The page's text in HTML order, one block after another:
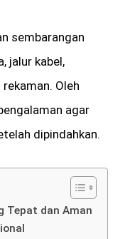
sembarangan
jalur kabel,
Oleh
agar
dipindahkan.
Tepat dan Aman